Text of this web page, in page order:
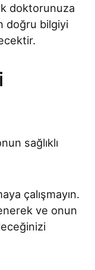
doktorunuza
doğru bilgiyi
sağlıklı
çalışmayın.
ve onun